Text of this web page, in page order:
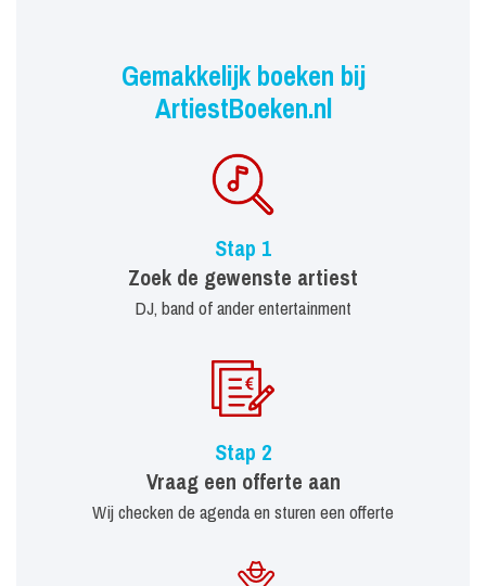
Gemakkelijk boeken bij
ArtiestBoeken.nl
Stap 1
Zoek de gewenste artiest
DJ, band of ander entertainment
Stap 2
Vraag een offerte aan
Wij checken de agenda en sturen een offerte